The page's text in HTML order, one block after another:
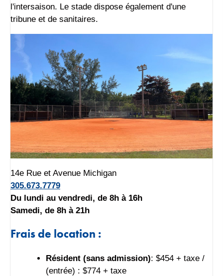
l'intersaison. Le stade dispose également d'une
tribune et de sanitaires.
14e Rue et Avenue Michigan
305.673.7779
Du lundi au vendredi, de 8h à 16h
Samedi, de 8h à 21h
Frais de location :
Résident (sans admission): $454 + taxe /
(entrée) : $774 + taxe